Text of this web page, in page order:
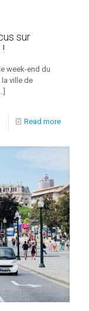
sur
week-end du
ville de
Read more